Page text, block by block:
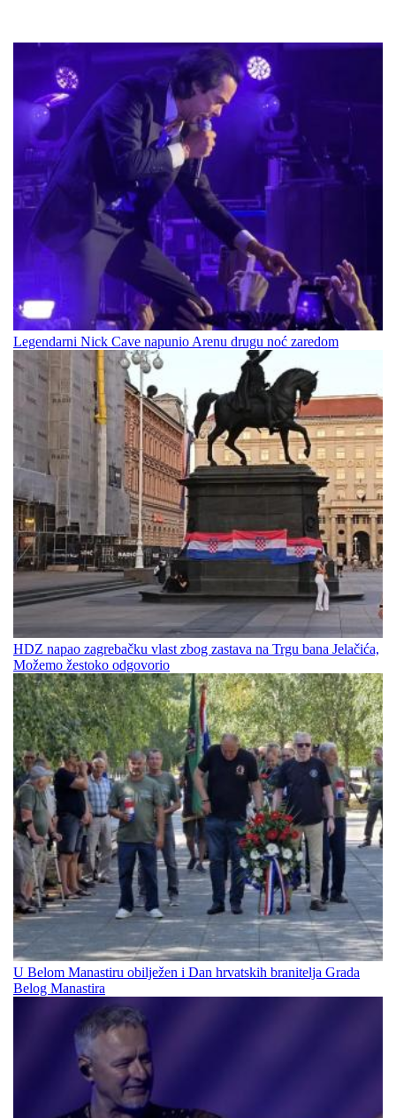
Legendarni Nick Cave napunio Arenu drugu noć zaredom
HDZ napao zagrebačku vlast zbog zastava na Trgu bana Jelačića,
Možemo žestoko odgovorio
U Belom Manastiru obilježen i Dan hrvatskih branitelja Grada
Belog Manastira